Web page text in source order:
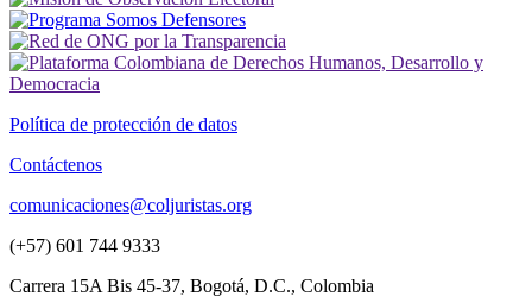
Política de protección de datos
Contáctenos
comunicaciones@coljuristas.org
(+57) 601 744 9333
Carrera 15A Bis 45-37, Bogotá, D.C., Colombia